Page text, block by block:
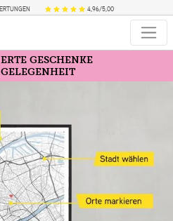
4,96/5,00
GESCHENKE